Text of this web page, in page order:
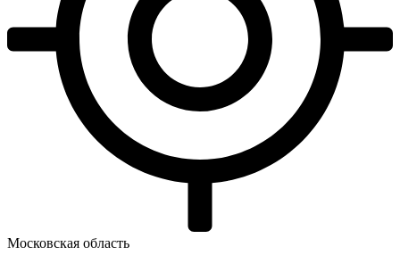
Московская область